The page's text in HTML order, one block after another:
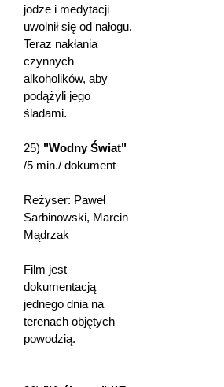
jodze i medytacji
uwolnił się od nałogu.
Teraz nakłania
czynnych
alkoholików, aby
podążyli jego
śladami.
25) "Wodny Świat"
/5 min./ dokument
Reżyser: Paweł
Sarbinowski, Marcin
Mądrzak
Film jest
dokumentacją
jednego dnia na
terenach objętych
powodzią.